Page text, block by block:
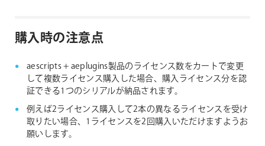
購入時の注意点
aescripts + aeplugins製品のライセンス数をカートで変更
して複数ライセンス購入した場合、購入ライセンス分を認
証できる1つのシリアルが納品されます。
例えば2ライセンス購入して2本の異なるライセンスを受け
取りたい場合、1ライセンスを2回購入いただけますようお
願いします。